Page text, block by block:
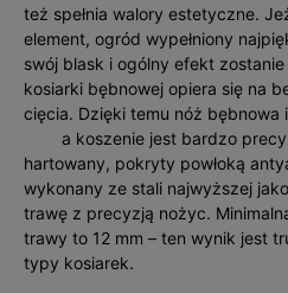
też spełnia walory estetyczne.
element, ogród wypełniony
swój blask i ogólny efekt
kosiarki bębnowej opiera się na
cięcia. Dzięki temu nóż
a koszenie jest bardzo
hartowany, pokryty powłoką
wykonany ze stali najwyższej
trawę z precyzją nożyc.
trawy to 12 mm – ten wynik jest
typy kosiarek.